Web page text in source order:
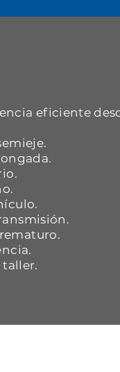
eficiente
taller.